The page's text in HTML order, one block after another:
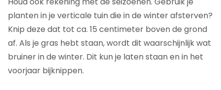
planten in je verticale tuin die in de winter afsterven?
Knip deze dat tot ca. 15 centimeter boven de grond
af. Als je gras hebt staan, wordt dit waarschijnlijk wat
bruiner in de winter. Dit kun je laten staan en in het
voorjaar bijknippen.